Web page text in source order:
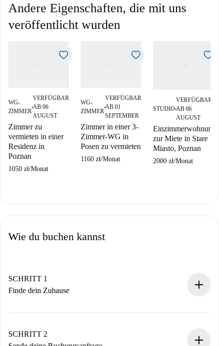
Andere Eigenschaften, die mit uns
veröffentlicht wurden
WG-
ZIMMER
■
VERFÜGBAR
AB 06
AUGUST
Zimmer zu
vermieten in einer
Residenz in
Poznan
1050 zł/Monat
WG-
ZIMMER
■
VERFÜGBAR
AB 01
SEPTEMBER
Zimmer in einer 3-
Zimmer-WG in
Posen zu vermieten
1160 zł/Monat
STUDIO■
VERFÜGBAR
AB 06
AUGUST
Einzimmerwohnung
zur Miete in Stare
Miasto, Poznan
2000 zł/Monat
Wie du buchen kannst
SCHRITT 1
Finde dein Zuhause
Du erhältst alle notwendigen Informationen im Voraus.
SCHRITT 2